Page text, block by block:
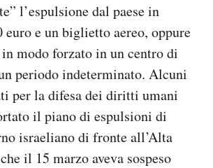
l’espulsione dal paese in
e un biglietto aereo, oppure
modo forzato in un centro di
periodo indeterminato. Alcuni
per la difesa dei diritti umani
il piano di espulsioni di
israeliano di fronte all’Alta
il 15 marzo aveva sospeso